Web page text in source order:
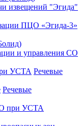
извещений "Эгида"
ПЦО «Эгида-3»
и управления СО
УСТА Речевые
Речевые
при УСТА